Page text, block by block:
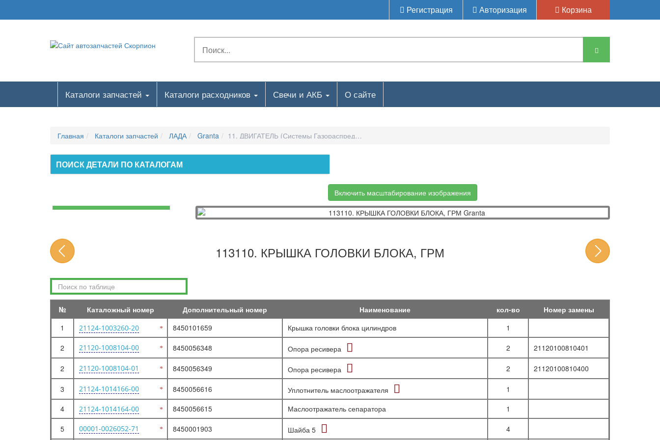
Регистрация Авторизация Корзина
Каталоги запчастей Каталоги расходников Свечи и АКБ О сайте
Главная Каталоги запчастей ЛАДА Granta 11. ДВИГАТЕЛЬ (системы Газораспределения И Охлаждения)-113110. КРЫШКА ГОЛОВКИ БЛОКА, ГРМ
ПОИСК ДЕТАЛИ ПО КАТАЛОГАМ
100210. ДВИГАТЕЛЬ В СБОРЕ 8 клапанный
100310. ДВИГАТЕЛЬ В СБОРЕ
100410. ДВИГАТЕЛЬ В СБОРЕ
102020. ПОРШНИ И ШАТУНЫ
102110. ПОРШЕНЬ И КОЛЬЦА
102120. ПОРШНИ И ШАТУНЫ
103010. ВКЛАДЫШИ
104010. БЛОК ЦИЛИНДРОВ
105010. КАРТЕР МАСЛЯНЫЙ
105210. КАРТЕР МАСЛЯНЫЙ
106010. КОЛЕНВАЛ, МАХОВИК, ШАТУН
Включить масштабирование изображения
113110. КРЫШКА ГОЛОВКИ БЛОКА, ГРМ
№ Каталожный номер Дополнительный номер Наименование кол-во
Номер замены
1
21124-1003260-20 8450101659 Крышка головки блока цилиндров 1
2 21120-1008104-00 8450056348 Опора ресивера 2 21120100810401
2 21120-1008104-01 8450056349 Опора ресивера 2 21120100810400
3 21124-1014166-00 8450056616 Уплотнитель маслоотражателя
1
4
21124-1014164-00 8450056615 Маслоотражатель сепаратора 1
5 00001-0026052-71 8450001903 Шайба 5 4